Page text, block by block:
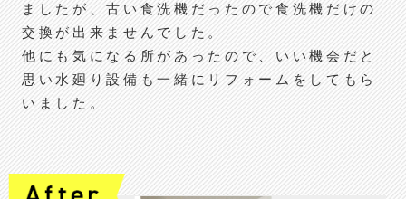
ましたが、古い食洗機だったので食洗機だけの
交換が出来ませんでした。
他にも気になる所があったので、いい機会だと
思い水廻り設備も一緒にリフォームをしてもら
いました。